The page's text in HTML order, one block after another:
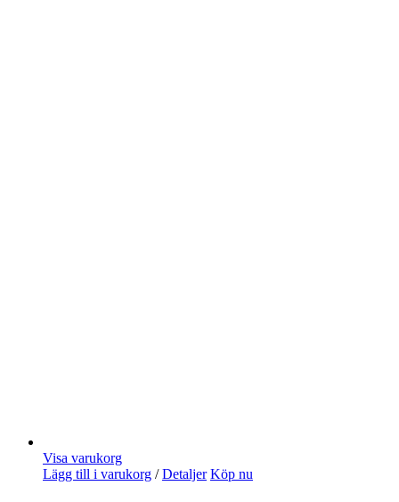
Visa varukorg
Lägg till i varukorg / Detaljer Köp nu